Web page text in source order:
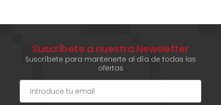
Suscríbete a nuestra Newsletter
Suscríbete para mantenerte al día de todas las
ofertas